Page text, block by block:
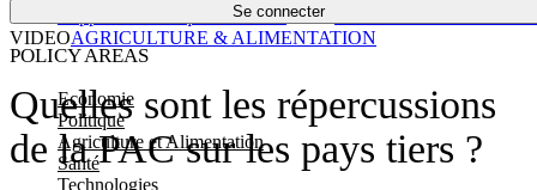
Se connecter
POLICY AREAS
Economie
Politique
Agriculture et Alimentation
Santé
Technologies
Économie
Quelles sont les répercussions
de la PAC sur les pays tiers ?
VIDEOAGRICULTURE & ALIMENTATION